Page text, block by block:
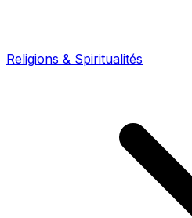
Religions & Spiritualités